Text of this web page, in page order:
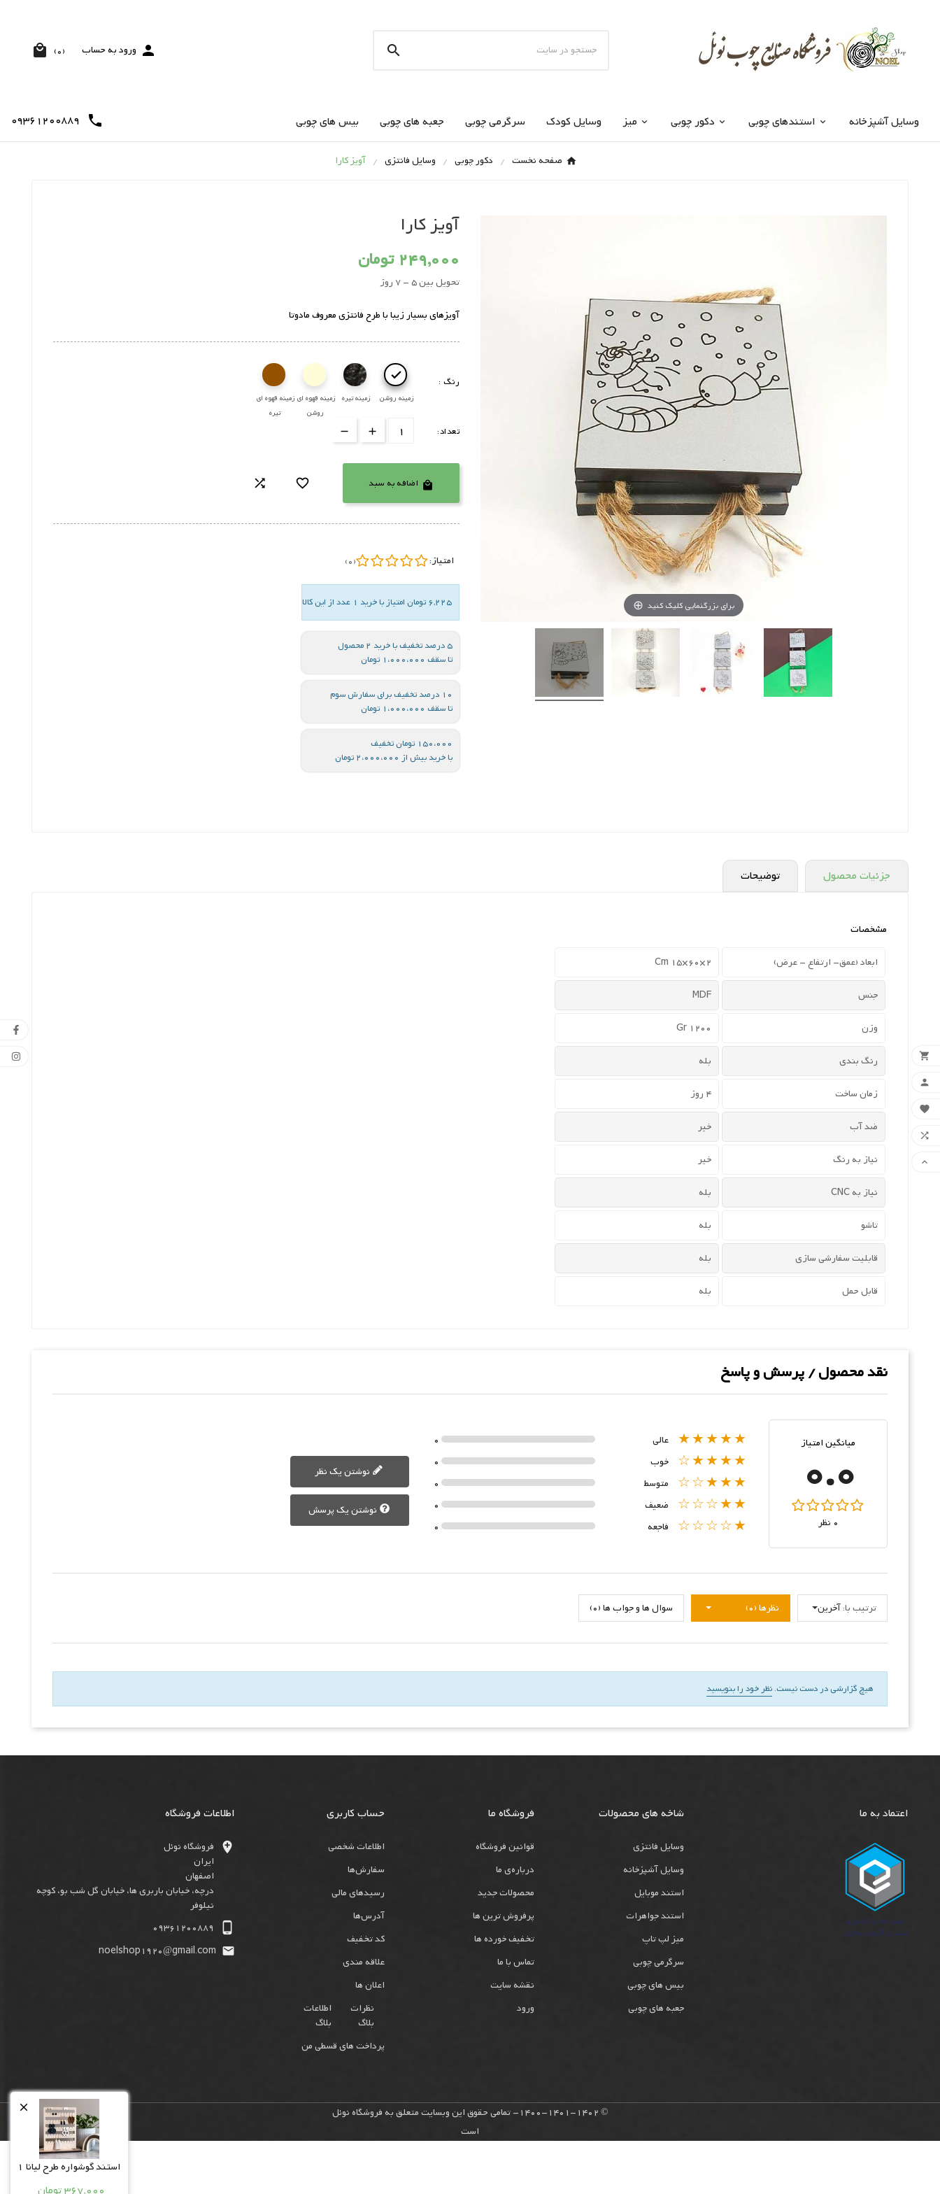

استند گوشواره طرح لیانا 1

 ورود به حساب  (0)
وسایل آشپزخانه استندهای چوبی دکور چوبی میز وسایل کودک سرگرمی چوبی جعبه های چوبی بیس های چوبی 
09361200889
صفحه نخست دکور چوبی وسایل فانتزی آویز کارا
برای بزرگنمایی کلیک کنید
آویز کارا
249,000 تومان
تحویل بین 5 - 7 روز
آویزهای بسیار زیبا با طرح فانتزی معروف مادوتا
رنگ :
زمینه روشن

زمینه تیره زمینه قهوه ای
روشن
زمینه قهوه ای
تیره
تعداد:
 اضافه به سبد 

امتیاز: (0)
6,225 تومان امتیاز با خرید 1 عدد از این کالا
5 درصد تخفیف با خرید 2 محصول
تا سقف 1،000،000 تومان
10 درصد تخفیف برای سفارش سوم
تا سقف 1،000،000 تومان
150،000 تومان تخفیف
با خرید بیش از 2،000،000 تومان
جزئیات محصول توضیحات
مشخصات
ابعاد (عمق- ارتفاع - عرض) 2×60×15 Cm
جنس MDF
وزن 1200 Gr
رنگ بندی بله
زمان ساخت 4 روز
ضد آب خیر
نیاز به رنگ خیر
نیاز به CNC بله
تاشو بله
قابلیت سفارشی سازی بله
قابل حمل بله
نقد محصول / پرسش و پاسخ
میانگین امتیاز
0.0
0 نظر
★★★★★ عالی 0
★★★★☆ خوب 0
★★★☆☆ متوسط 0
★★☆☆☆ ضعیف 0
★☆☆☆☆ فاجعه 0
نوشتن یک نظر
نوشتن یک پرسش
نظرها (0) سوال ها و جواب ها (0) ترتیب با:آخرین
هیچ گزارشی در دست نیست. نظر خود را بنویسید
اعتماد به ما شاخه های محصولات
وسایل فانتزی
وسایل آشپزخانه
استند موبایل
استند جواهرات
میز لپ تاپ
سرگرمی چوبی
بیس های چوبی
جعبه های چوبی
فروشگاه ما
قوانین فروشگاه
درباره‌ی ما
محصولات جدید
پرفروش ترین ها
تخفیف خورده ها
تماس با ما
نقشه سایت
ورود
حساب کاربری
اطلاعات شخصی
سفارش‌ها
رسیدهای مالی
آدرس‌ها
کد تخفیف
علاقه مندی
اعلان ها
نظرات
بلاگ
اطلاعات
بلاگ
پرداخت های قسطی من
اطلاعات فروشگاه

فروشگاه نوئل
ایران
اصفهان
درچه، خیابان باربری ها، خیابان گل شب بو، کوچه
نیلوفر

09361200889

noelshop1920@gmail.com





© 1400-1401-1402- تمامی حقوق این وبسایت متعلق به فروشگاه نوئل
است